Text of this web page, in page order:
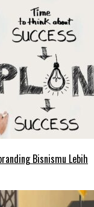
Bisnismu Lebih